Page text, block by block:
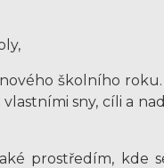
školního
sny, cíli a
prostředím, kde